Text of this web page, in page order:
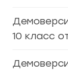
10 класс